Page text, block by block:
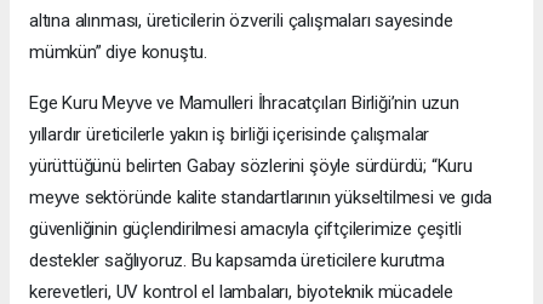
altına alınması, üreticilerin özverili çalışmaları sayesinde
mümkün” diye konuştu.
Ege Kuru Meyve ve Mamulleri İhracatçıları Birliği’nin uzun
yıllardır üreticilerle yakın iş birliği içerisinde çalışmalar
yürüttüğünü belirten Gabay sözlerini şöyle sürdürdü; “Kuru
meyve sektöründe kalite standartlarının yükseltilmesi ve gıda
güvenliğinin güçlendirilmesi amacıyla çiftçilerimize çeşitli
destekler sağlıyoruz. Bu kapsamda üreticilere kurutma
kerevetleri, UV kontrol el lambaları, biyoteknik mücadele